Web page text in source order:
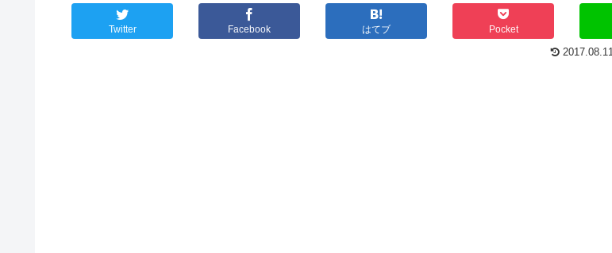
Twitter Facebook はてブ Pocket
2017.08.11